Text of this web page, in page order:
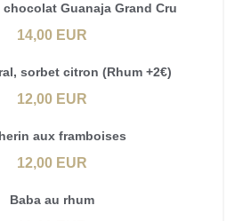
Guanaja Grand Cru
14,00 EUR
sorbet citron (Rhum +2€)
12,00 EUR
aux framboises
12,00 EUR
Baba au rhum